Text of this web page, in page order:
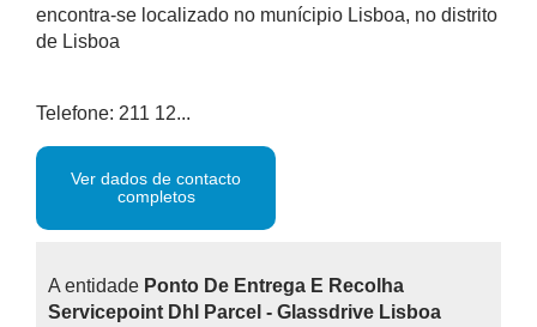
encontra-se localizado no munícipio Lisboa, no distrito
de Lisboa
Telefone: 211 12...
Ver dados de contacto
completos
A entidade Ponto De Entrega E Recolha
Servicepoint Dhl Parcel - Glassdrive Lisboa